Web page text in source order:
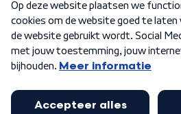
Algemene voorwaarden